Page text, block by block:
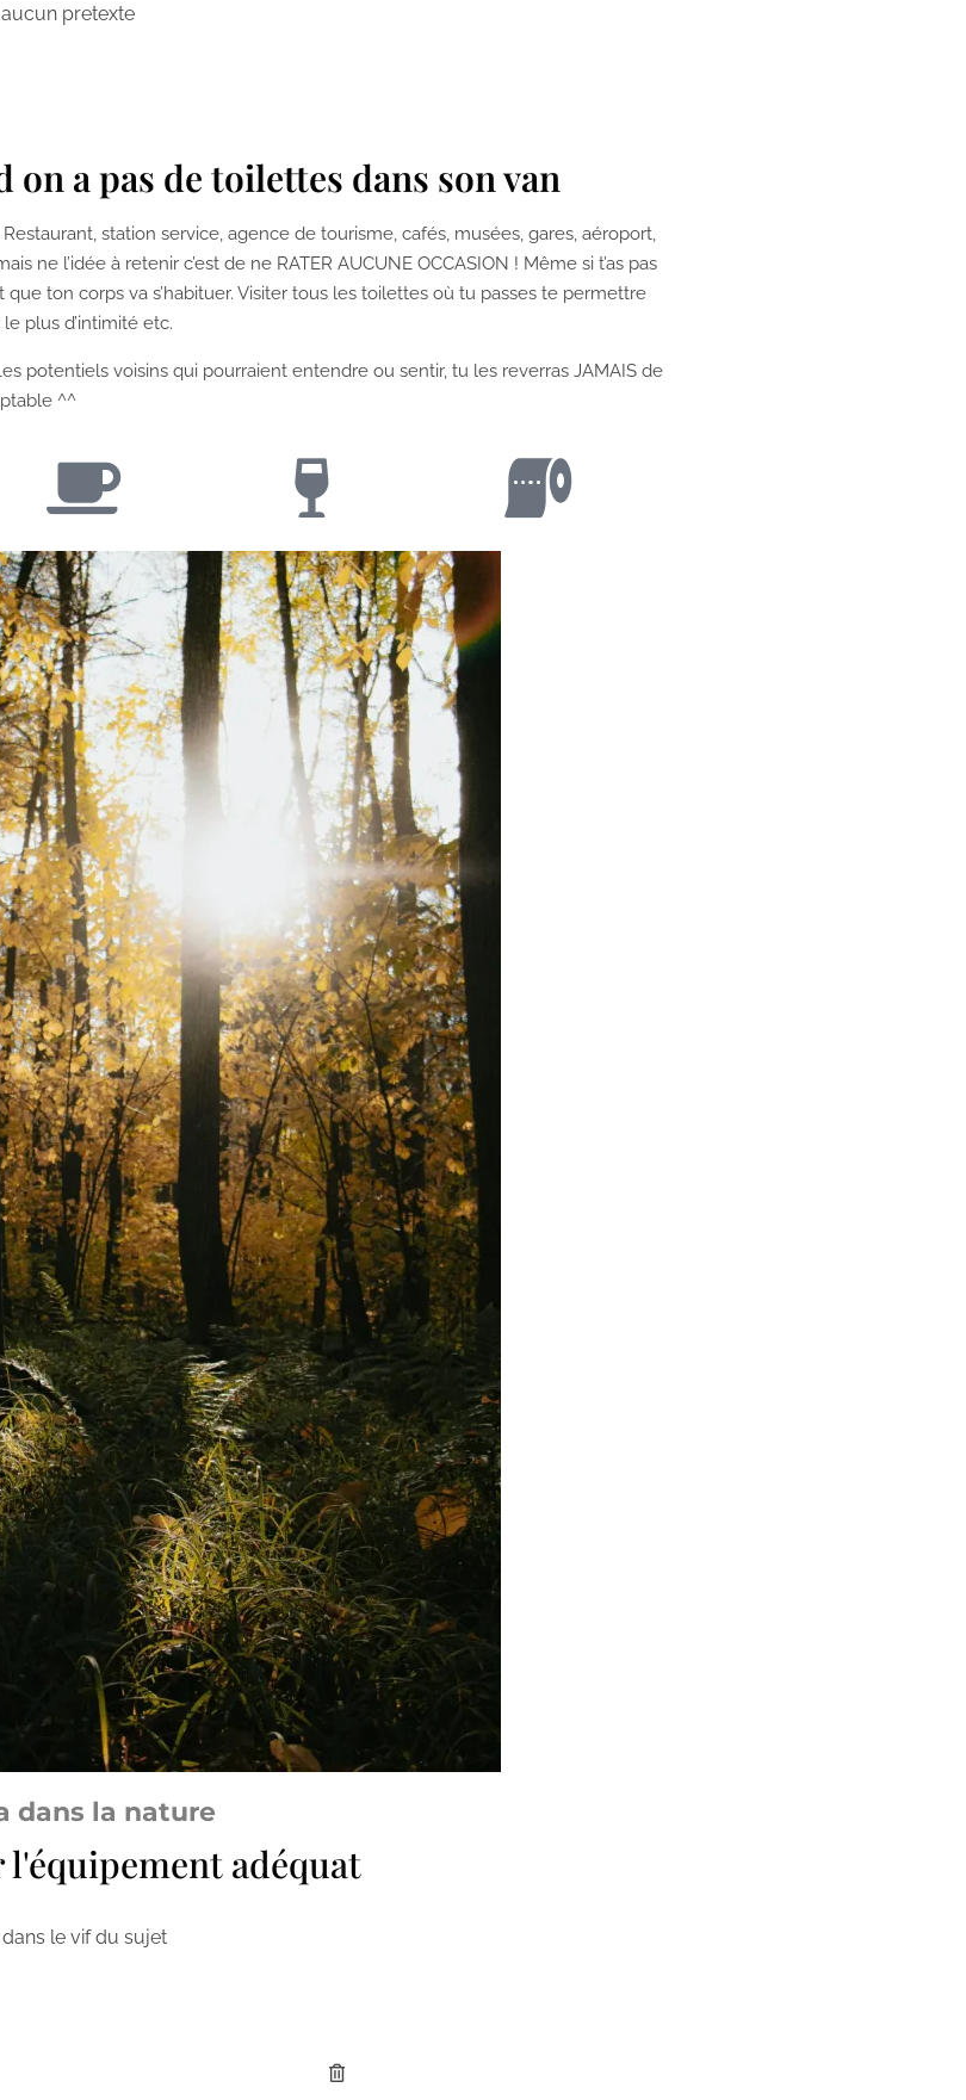
pretexte
on a pas de toilettes dans son van
station service, agence de tourisme, cafés, musées, gares, aéroport,
l’idée à retenir c’est de ne RATER AUCUNE OCCASION ! Même si t’as pas
que ton corps va s’habituer. Visiter tous les toilettes où tu passes te permettre
plus d’intimité etc.
potentiels voisins qui pourraient entendre ou sentir, tu les reverras JAMAIS de
^^
dans la nature
l'équipement adéquat
le vif du sujet